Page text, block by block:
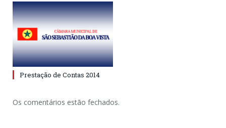
Prestação de Contas 2014
Os comentários estão fechados.